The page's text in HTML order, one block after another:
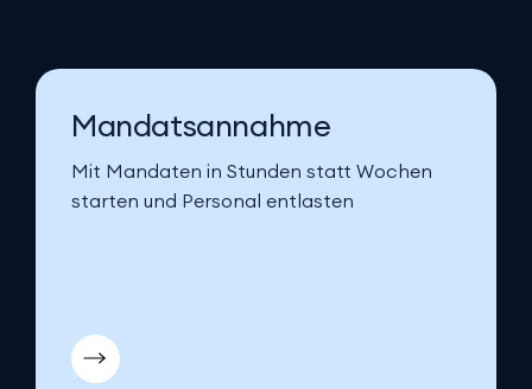
Mandatsannahme
Mit Mandaten in Stunden statt Wochen
starten und Personal entlasten